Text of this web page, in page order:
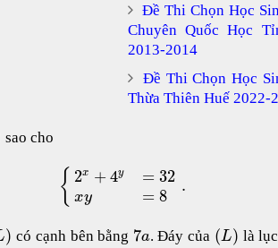
Đề Thi Chọn Học
Chuyên Quốc Học
2013-2014
Đề Thi Chọn Học
Thừa Thiên Huế 2022-
sao cho
{ 2x + 4y
xy
= 32
= 8
.
) có cạnh bên bằng 7a. Đáy của (L) là